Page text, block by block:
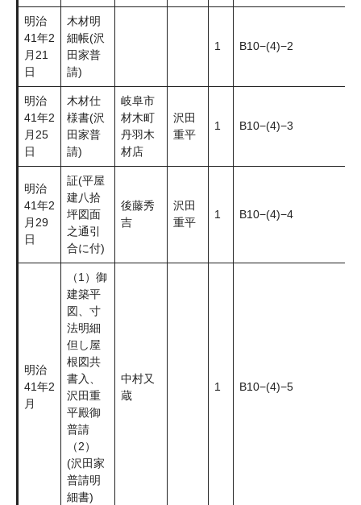
明治
41年2
月21
日
木材明
細帳(沢
田家普
請)
1 B10−(4)−2
明治
41年2
月25
日
木材仕
様書(沢
田家普
請)
岐阜市
材木町
丹羽木
材店
沢田
重平
1 B10−(4)−3
明治
41年2
月29
日
証(平屋
建八拾
坪図面
之通引
合に付)
後藤秀
吉
沢田
重平
1 B10−(4)−4
明治
41年2
月
（1）御
建築平
図、寸
法明細
但し屋
根図共
書入、
沢田重
平殿御
普請
（2）
(沢田家
普請明
細書)
中村又
蔵
1 B10−(4)−5